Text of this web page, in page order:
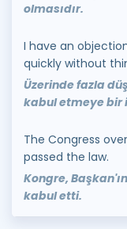
olmasıdır.
I have an
quickly without
Üzerinde fazla
kabul etmeye bir
The Congress
passed the law.
Kongre,
kabul etti.